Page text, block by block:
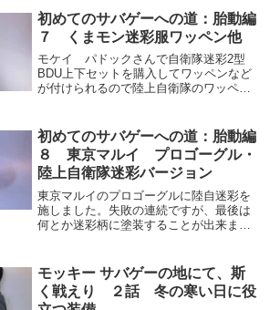
初めてのサバゲーへの道：胎動編
７ くまモン迷彩服ワッペン他
モケイ パドックさんで自衛隊迷彩2型
BDU上下セットを購入してワッペンなど
が付けられるので陸上自衛隊のワッペン
くまモンワッペンを発見！自衛官作業服
刺繍ネームと陸上自衛隊ワッペンもつけ
ました。
初めてのサバゲーへの道：胎動編
８ 東京マルイ プロゴーグル・
陸上自衛隊迷彩バージョン
東京マルイのプロゴーグルに陸自迷彩を
施しました。失敗の連続ですが、最後は
何とか迷彩柄に塗装することが出来まし
して、最後の方からやる事をお勧めしま
す。最初の手順で行うと失敗しますぞ！
モッキー サバゲーの地にて、斯
く戦えり ２話 冬の寒い日に役